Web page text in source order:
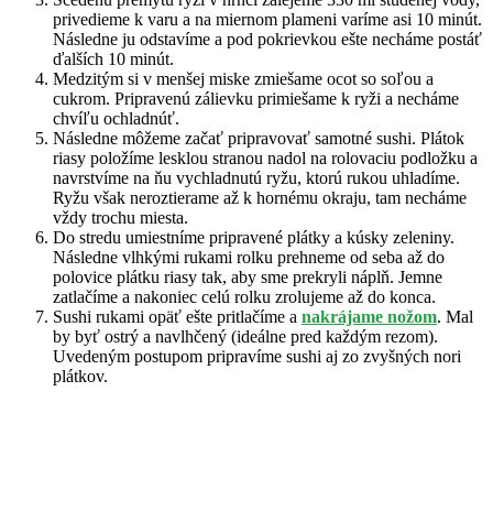
privedieme k varu a na miernom plameni varíme asi 10 minút.
Následne ju odstavíme a pod pokrievkou ešte necháme postáť
ďalších 10 minút.
Medzitým si v menšej miske zmiešame ocot so soľou a
cukrom. Pripravenú zálievku primiešame k ryži a necháme
chvíľu ochladnúť.
Následne môžeme začať pripravovať samotné sushi. Plátok
riasy položíme lesklou stranou nadol na rolovaciu podložku a
navrstvíme na ňu vychladnutú ryžu, ktorú rukou uhladíme.
Ryžu však neroztierame až k hornému okraju, tam necháme
vždy trochu miesta.
Do stredu umiestníme pripravené plátky a kúsky zeleniny.
Následne vlhkými rukami rolku prehneme od seba až do
polovice plátku riasy tak, aby sme prekryli náplň. Jemne
zatlačíme a nakoniec celú rolku zrolujeme až do konca.
Sushi rukami opäť ešte pritlačíme a nakrájame nožom. Mal
by byť ostrý a navlhčený (ideálne pred každým rezom).
Uvedeným postupom pripravíme sushi aj zo zvyšných nori
plátkov.